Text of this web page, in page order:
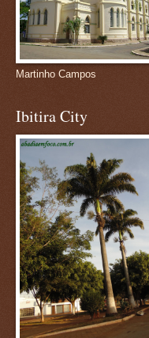
Martinho Campos
Ibitira City